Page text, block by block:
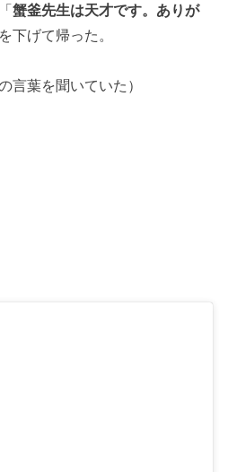
蟹釜先生は天才です。ありが
下げて帰った。
言葉を聞いていた）